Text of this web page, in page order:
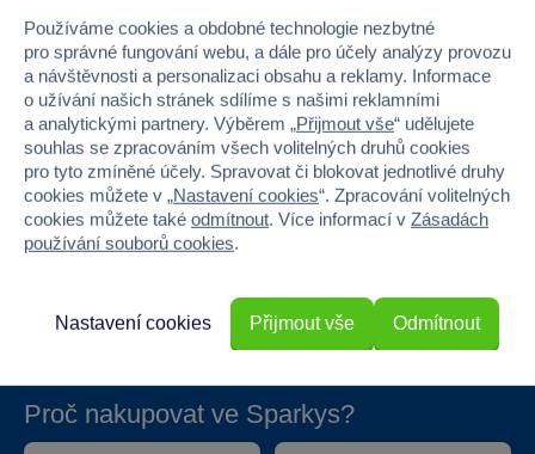
Pohlaví HOLKA, KLUK
Šířka 19.5
Výška 4.5
Hloubka 27
Proč nakupovat ve Sparkys?
Používáme cookies a obdobné technologie nezbytné
pro správné fungování webu, a dále pro účely analýzy provozu
a návštěvnosti a personalizaci obsahu a reklamy. Informace
o užívání našich stránek sdílíme s našimi reklamními
a analytickými partnery. Výběrem „Přijmout vše“ udělujete
souhlas se zpracováním všech volitelných druhů cookies
pro tyto zmíněné účely. Spravovat či blokovat jednotlivé druhy
cookies můžete v „Nastavení cookies“. Zpracování volitelných
cookies můžete také odmítnout. Více informací v Zásadách
používání souborů cookies.
Odmítnout
Nastavení cookies Přijmout vše